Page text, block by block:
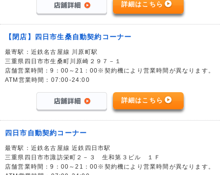
詳細はこちら
【閉店】四日市生桑自動契約コーナー
最寄駅：近鉄名古屋線 川原町駅
三重県四日市市生桑町川原崎２９７－１
店舗営業時間：9：00～21：00※契約機により営業時間が異なります。
ATM営業時間：07:00-24:00
詳細はこちら
四日市自動契約コーナー
最寄駅：近鉄名古屋線 近鉄四日市駅
三重県四日市市諏訪栄町２－３ 生和第３ビル １Ｆ
店舗営業時間：9：00～21：00※契約機により営業時間が異なります。